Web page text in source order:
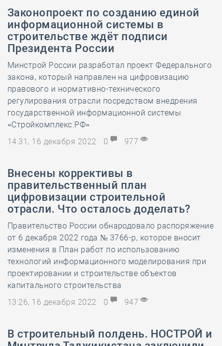
Законопроект по созданию единой
информационной системы в
строительстве ждёт подписи
Президента России
Минстрой России разработал проект Федерального
закона, который направлен на цифровизацию
правового и нормативно-технического
регулирования отрасли посредством внедрения
государственной информационной системы
«Стройкомплекс.РФ»
14:31, 16 декабря 2022
0 977
Внесены коррективы в
правительственный план
цифровизации строительной
отрасли. Что осталось доделать?
Правительство России обнародовало распоряжение
от 6 декабря 2022 года № 3766-р, которое вносит
изменения в План работ по использованию
технологий информационного моделирования при
проектировании и строительстве объектов
капитального строительства
13:26, 16 декабря 2022
0 947
В строительный полдень. НОСТРОЙ и